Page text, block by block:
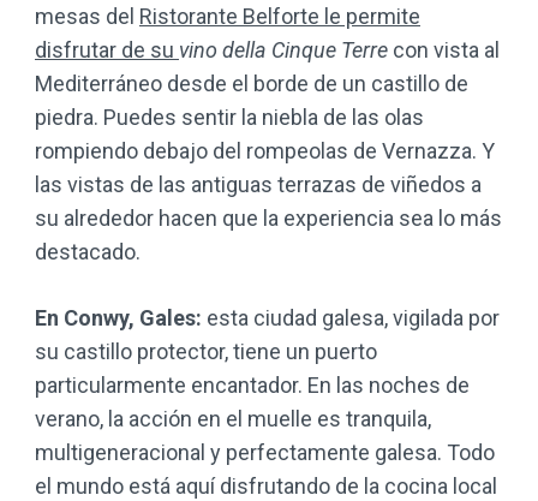
mesas del Ristorante Belforte le permite
disfrutar de su vino della Cinque Terre con vista al
Mediterráneo desde el borde de un castillo de
piedra. Puedes sentir la niebla de las olas
rompiendo debajo del rompeolas de Vernazza. Y
las vistas de las antiguas terrazas de viñedos a
su alrededor hacen que la experiencia sea lo más
destacado.
En Conwy, Gales: esta ciudad galesa, vigilada por
su castillo protector, tiene un puerto
particularmente encantador. En las noches de
verano, la acción en el muelle es tranquila,
multigeneracional y perfectamente galesa. Todo
el mundo está aquí disfrutando de la cocina local